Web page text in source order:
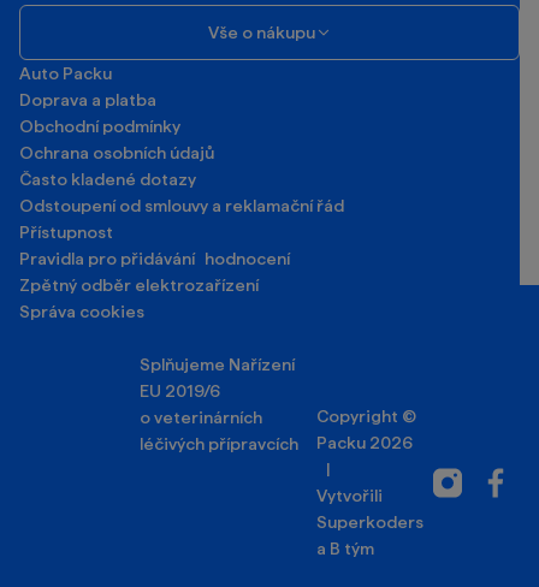
Vše o nákupu
Auto Packu
Doprava a platba
Obchodní podmínky
Ochrana osobních údajů
Často kladené dotazy
Odstoupení od smlouvy a reklamační řád
Přístupnost
Pravidla pro přidávání hodnocení
Zpětný odběr elektrozařízení
Správa cookies
Splňujeme Nařízení
EU 2019/6
o veterinárních
léčivých přípravcích
Copyright ©
Packu 2026
|
Vytvořili
Superkoders
a B tým
Instagram